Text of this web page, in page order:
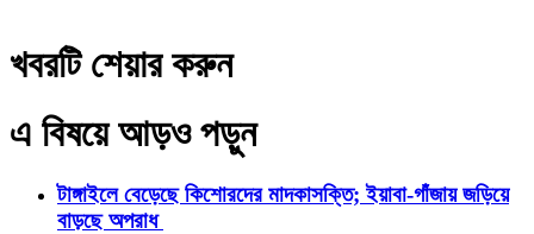
খবরটি শেয়ার করুন
এ বিষয়ে আড়ও পড়ুন
টাঙ্গাইলে বেড়েছে কিশোরদের মাদকাসক্তি; ইয়াবা-গাঁজায় জড়িয়ে
বাড়ছে অপরাধ